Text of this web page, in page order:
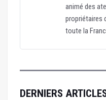
animé des
propriétaires
toute la
DERNIERS